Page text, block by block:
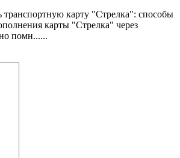
транспортную карту "Стрелка": способы
карты "Стрелка" через
помн......